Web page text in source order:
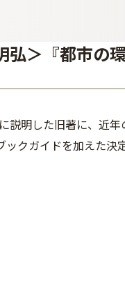
＞『都市の
説明した旧著に、近年
クガイドを加えた決